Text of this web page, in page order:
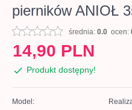
pierników ANIOŁ
średnia:0.0 ocen:
14,90 PLN
Produkt dostępny!
Model: